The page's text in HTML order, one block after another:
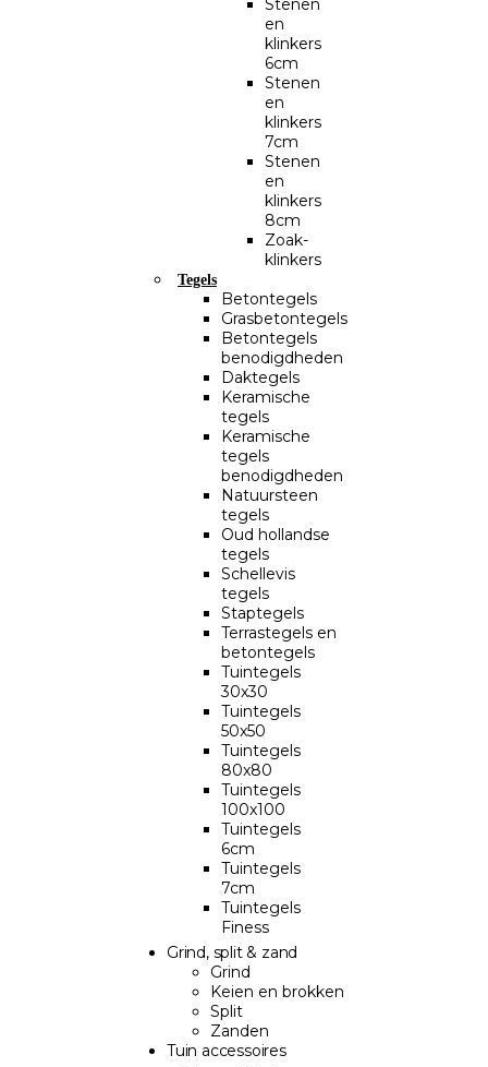
Stenen
en
klinkers
6cm
Stenen
en
klinkers
7cm
Stenen
en
klinkers
8cm
Zoak-
klinkers
Tegels
Betontegels
Grasbetontegels
Betontegels
benodigdheden
Daktegels
Keramische
tegels
Keramische
tegels
benodigdheden
Natuursteen
tegels
Oud hollandse
tegels
Schellevis
tegels
Staptegels
Terrastegels en
betontegels
Tuintegels
30x30
Tuintegels
50x50
Tuintegels
80x80
Tuintegels
100x100
Tuintegels
6cm
Tuintegels
7cm
Tuintegels
Finess
Grind, split & zand
Grind
Keien en brokken
Split
Zanden
Tuin accessoires